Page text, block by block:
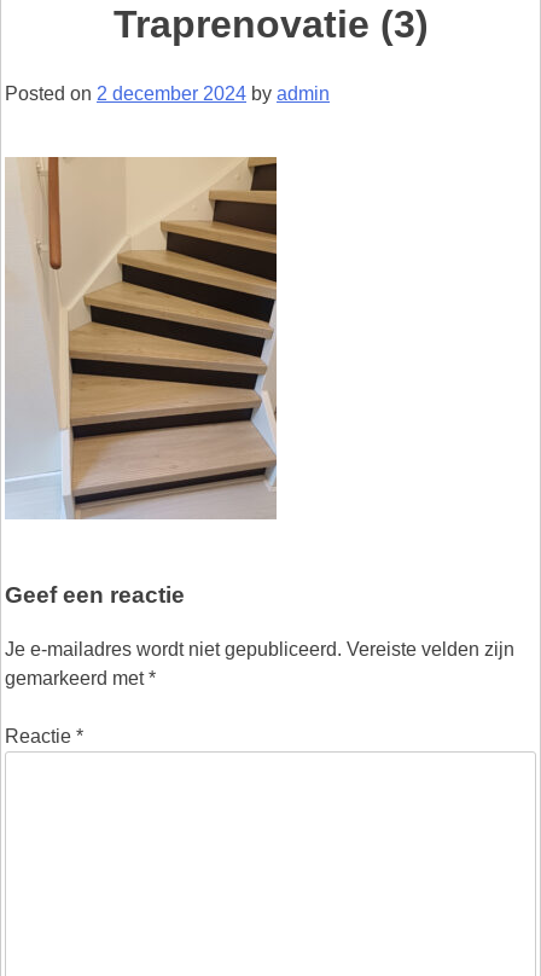
Traprenovatie (3)
Posted on 2 december 2024 by admin
Geef een reactie
Je e-mailadres wordt niet gepubliceerd. Vereiste velden zijn
gemarkeerd met*
Reactie *